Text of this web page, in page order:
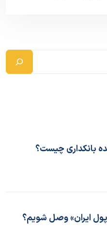
بانکداری چیست؟
ایران» وصل شویم؟